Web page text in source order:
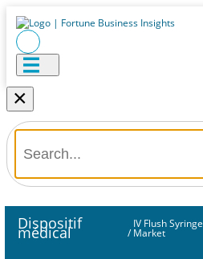
×
Dispositif
médical /
IV Flush Syringe
Market